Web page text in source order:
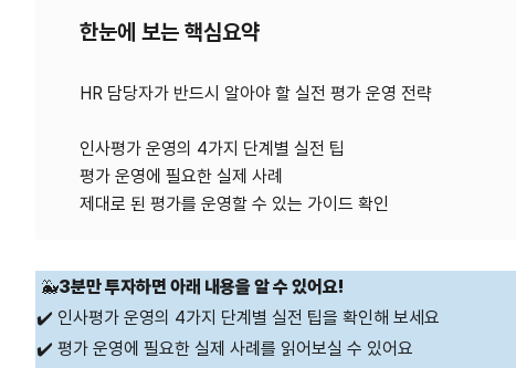
한눈에 보는 핵심요약
HR 담당자가 반드시 알아야 할 실전 평가 운영 전략
인사평가 운영의 4가지 단계별 실전 팁
평가 운영에 필요한 실제 사례
🐳3분만 투자하면 아래 내용을 알 수 있어요!
✔️ 인사평가 운영의 4가지 단계별 실전 팁을 확인해 보세요
✔️ 평가 운영에 필요한 실제 사례를 읽어보실 수 있어요